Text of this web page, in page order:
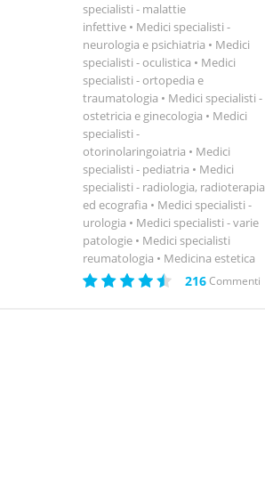
specialisti - malattie
infettive
Medici specialisti -
neurologia e psichiatria
Medici
specialisti - oculistica
Medici
specialisti - ortopedia e
traumatologia
Medici specialisti -
ostetricia e ginecologia
Medici
specialisti -
otorinolaringoiatria
Medici
specialisti - pediatria
Medici
specialisti - radiologia, radioterapia
ed ecografia
Medici specialisti -
urologia
Medici specialisti - varie
patologie
Medici specialisti
reumatologia
Medicina estetica
216Commenti